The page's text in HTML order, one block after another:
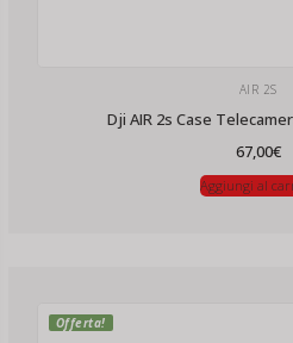
AIR 2S
Dji AIR 2s Case
67,00€
Aggiungi al
Offerta!